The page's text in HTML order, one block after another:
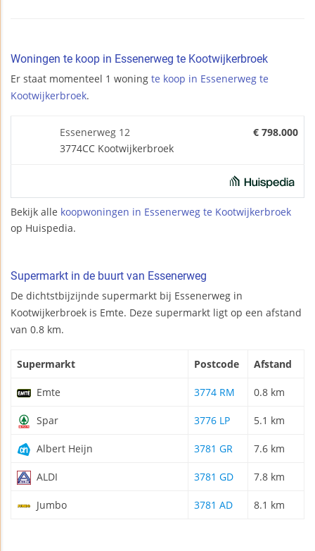
Woningen te koop in Essenerweg te Kootwijkerbroek
Er staat momenteel 1 woning te koop in Essenerweg te
Kootwijkerbroek.
Essenerweg 12
3774CC Kootwijkerbroek
€ 798.000
Bekijk alle koopwoningen in Essenerweg te Kootwijkerbroek
op Huispedia.
Supermarkt in de buurt van Essenerweg
De dichtstbijzijnde supermarkt bij Essenerweg in
Kootwijkerbroek is Emte. Deze supermarkt ligt op een afstand
van 0.8 km.
Supermarkt Postcode Afstand
Emte 3774 RM 0.8 km
Spar 3776 LP 5.1 km
Albert Heijn 3781 GR 7.6 km
ALDI 3781 GD 7.8 km
Jumbo 3781 AD 8.1 km